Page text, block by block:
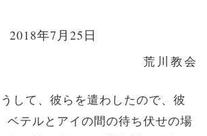
2018年7月25日
荒川教会
して、彼らを遣わしたので、彼
ベテルとアイの間の待ち伏せの場